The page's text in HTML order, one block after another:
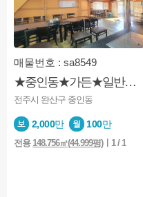
매물번호 : sa8549
★중인동★가든★일반음식점★1개동★독립별채★주차편리
전주시 완산구 중인동
2,000만 100만
전용 148.756㎡(44.999평)ㅣ1 / 1